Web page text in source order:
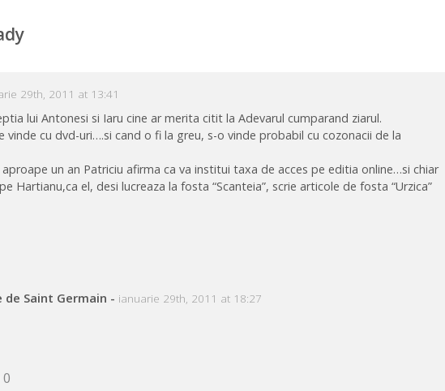
29th, 2011 at 13:41
lui Antonesi si Iaru cine ar merita citit la Adevarul cumparand ziarul.
vinde cu dvd-uri….si cand o fi la greu, s-o vinde probabil cu cozonacii de la
un an Patriciu afirma ca va institui taxa de acces pe editia online…si chiar
Hartianu,ca el, desi lucreaza la fosta “Scanteia”, scrie articole de fosta “Urzica”
de Saint Germain - ianuarie 29th, 2011 at 18:27
0